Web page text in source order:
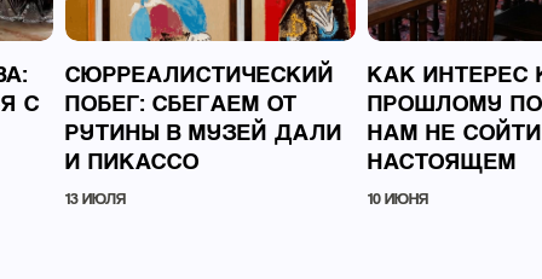
С
СЮРРЕАЛИСТИЧЕСКИЙ
ПОБЕГ: СБЕГАЕМ ОТ
РУТИНЫ В МУЗЕЙ ДАЛИ
И ПИКАССО
13 ИЮЛЯ
КАК ИНТЕРЕС
ПРОШЛОМУ
НАМ НЕ
НАСТОЯЩЕМ
10 ИЮНЯ